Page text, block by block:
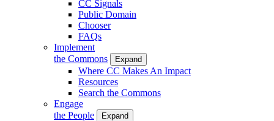
CC Signals
Public Domain
Chooser
FAQs
Implement
the Commons
Expand
Where CC Makes An Impact
Resources
Search the Commons
Engage
the People
Expand